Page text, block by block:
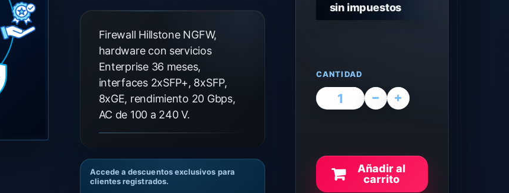
Firewall Hillstone NGFW,
hardware con servicios
Enterprise 36 meses,
interfaces 2xSFP+, 8xSFP,
8xGE, rendimiento 20 Gbps,
AC de 100 a 240 V.
Accede a descuentos exclusivos para
clientes registrados.
sin impuestos
CANTIDAD
Añadir al
carrito